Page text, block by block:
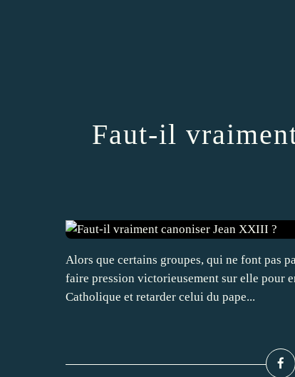
Faut-il
Alors que certains groupes, qui ne font pas
faire pression victorieusement sur elle pour
Catholique et retarder celui du pape...